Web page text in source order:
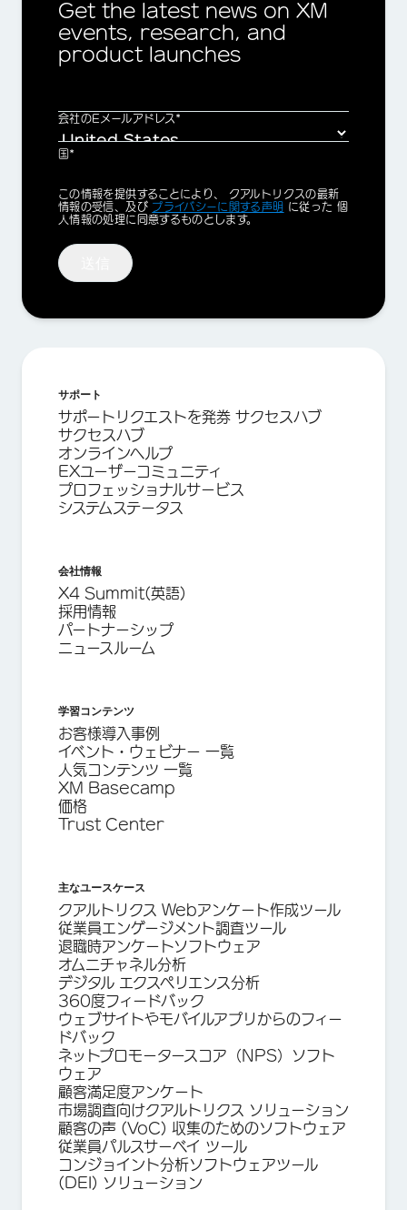
Get the latest news on XM
events, research, and
product launches
会社のEメールアドレス*
国*
Privacy
Optin
この情報を提供することにより、 クアルトリクスの最新
情報の受信、及び プライバシーに関する声明 に従った 個
人情報の処理に同意するものとします。
サポート
サポートリクエストを発券 サクセスハブ
サクセスハブ
オンラインヘルプ
EXユーザーコミュニティ
プロフェッショナルサービス
システムステータス
会社情報
X4 Summit(英語)
採用情報
パートナーシップ
ニュースルーム
学習コンテンツ
お客様導入事例
イベント・ウェビナー 一覧
人気コンテンツ 一覧
XM Basecamp
価格
Trust Center
主なユースケース
クアルトリクス Webアンケート作成ツール
従業員エンゲージメント調査ツール
退職時アンケートソフトウェア
オムニチャネル分析
デジタル エクスペリエンス分析
360度フィードバック
ウェブサイトやモバイルアプリからのフィー
ドバック
ネットプロモータースコア（NPS）ソフト
ウェア
顧客満足度アンケート
市場調査向けクアルトリクス ソリューション
顧客の声 (VoC) 収集のためのソフトウェア
従業員パルスサーベイ ツール
コンジョイント分析ソフトウェアツール
(DEI) ソリューション